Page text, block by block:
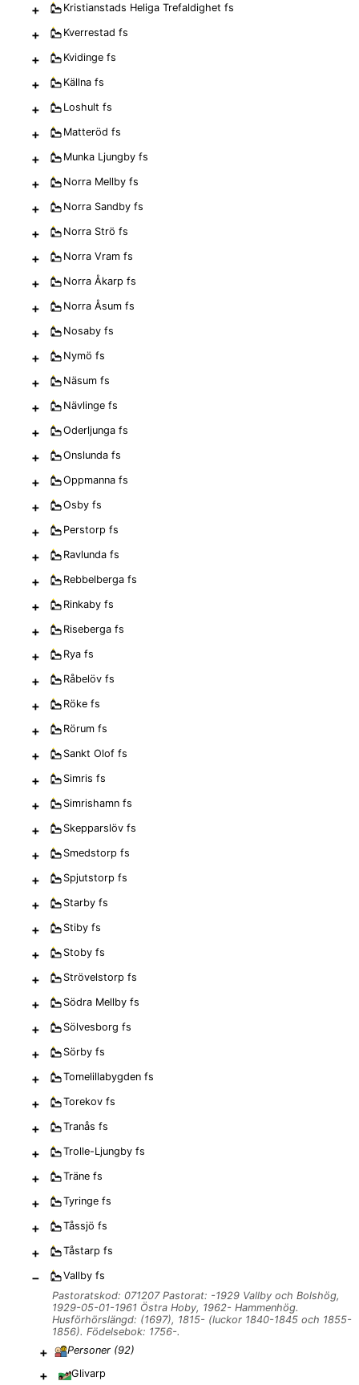
+ Kristianstads Heliga Trefaldighet fs
+ Kverrestad fs
+ Kvidinge fs
+ Källna fs
+ Loshult fs
+ Matteröd fs
+ Munka Ljungby fs
+ Norra Mellby fs
+ Norra Sandby fs
+ Norra Strö fs
+ Norra Vram fs
+ Norra Åkarp fs
+ Norra Åsum fs
+ Nosaby fs
+ Nymö fs
+ Näsum fs
+ Nävlinge fs
+ Oderljunga fs
+ Onslunda fs
+ Oppmanna fs
+ Osby fs
+ Perstorp fs
+ Ravlunda fs
+ Rebbelberga fs
+ Rinkaby fs
+ Riseberga fs
+ Rya fs
+ Råbelöv fs
+ Röke fs
+ Rörum fs
+ Sankt Olof fs
+ Simris fs
+ Simrishamn fs
+ Skepparslöv fs
+ Smedstorp fs
+ Spjutstorp fs
+ Starby fs
+ Stiby fs
+ Stoby fs
+ Strövelstorp fs
+ Södra Mellby fs
+ Sölvesborg fs
+ Sörby fs
+ Tomelillabygden fs
+ Torekov fs
+ Tranås fs
+ Trolle-Ljungby fs
+ Träne fs
+ Tyringe fs
+ Tåssjö fs
+ Tåstarp fs
− Vallby fs
Pastoratskod: 071207 Pastorat: -1929 Vallby och Bolshög,
1929-05-01-1961 Östra Hoby, 1962- Hammenhög.
Husförhörslängd: (1697), 1815- (luckor 1840-1845 och 1855-
1856). Födelsebok: 1756-.
+ Personer (92)
+ Glivarp